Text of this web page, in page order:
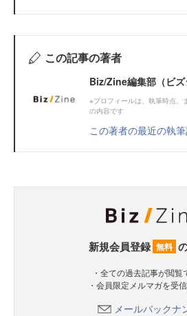
この記事の著者
Biz/Zine編集部（ビズ
※プロフィールは、執筆時点、
の内容です
この著者の最近の執
新規会員登録 無料
・全ての過去記事が閲覧
・会員限定メルマガを受
メールバックナ